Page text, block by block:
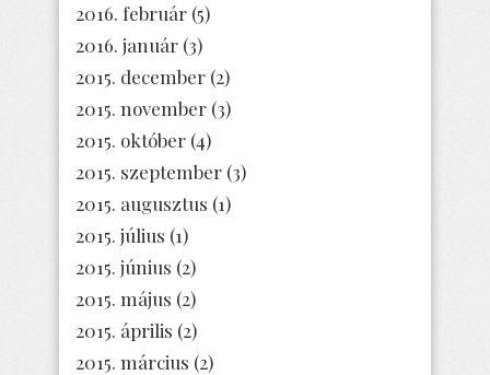
2016. február (5)
2016. január (3)
2015. december (2)
2015. november (3)
2015. október (4)
2015. szeptember (3)
2015. augusztus (1)
2015. július (1)
2015. június (2)
2015. május (2)
2015. április (2)
2015. március (2)